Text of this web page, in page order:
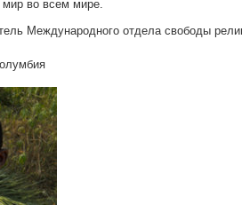
во всем мире.
Международного отдела свободы